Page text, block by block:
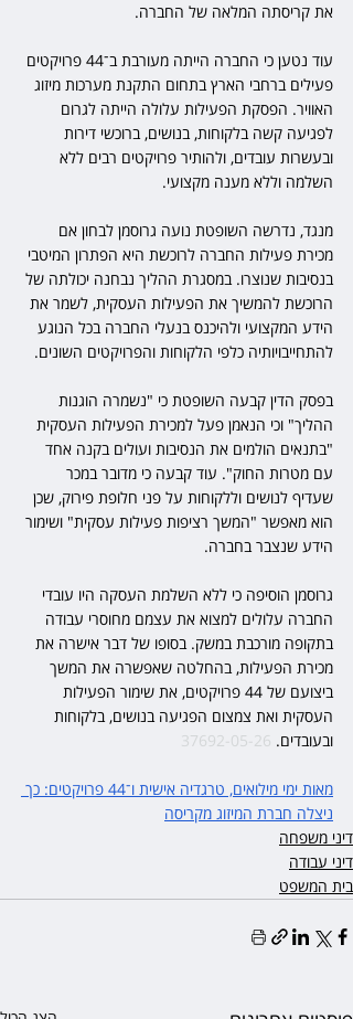
את קריסתה המלאה של החברה.
עוד נטען כי החברה הייתה מעורבת ב־44 פרויקטים
פעילים ברחבי הארץ בתחום התקנת מערכות מיזוג
האוויר. הפסקת הפעילות עלולה הייתה לגרום
לפגיעה קשה בלקוחות, בנושים, ברוכשי דירות
ובעשרות עובדים, ולהותיר פרויקטים רבים ללא
השלמה וללא מענה מקצועי.
מנגד, נדרשה השופטת נועה גרוסמן לבחון אם
מכירת פעילות החברה לרוכשת היא הפתרון המיטבי
בנסיבות שנוצרו. במסגרת ההליך נבחנה יכולתה של
הרוכשת להמשיך את הפעילות העסקית, לשמר את
הידע המקצועי ולהיכנס בנעלי החברה בכל הנוגע
להתחייבויותיה כלפי הלקוחות והפרויקטים השונים.
בפסק הדין קבעה השופטת כי "נשמרה הוגנות
ההליך" וכי הנאמן פעל למכירת הפעילות העסקית
"בתנאים הולמים את הנסיבות ועולים בקנה אחד
עם מטרות החוק". עוד קבעה כי מדובר במכר
שעדיף לנושים וללקוחות על פני חלופת פירוק, שכן
הוא מאפשר "המשך רציפות פעילות עסקית" ושימור
הידע שנצבר בחברה.
גרוסמן הוסיפה כי ללא השלמת העסקה היו עובדי
החברה עלולים למצוא את עצמם מחוסרי עבודה
בתקופה מורכבת במשק. בסופו של דבר אישרה את
מכירת הפעילות, בהחלטה שאפשרה את המשך
ביצועם של 44 פרויקטים, את שימור הפעילות
העסקית ואת צמצום הפגיעה בנושים, בלקוחות
ובעובדים. 37692-05-26
מאות ימי מילואים, טרגדיה אישית ו־44 פרויקטים: כך
ניצלה חברת המיזוג מקריסה
דיני משפחה
דיני עבודה
בית המשפט